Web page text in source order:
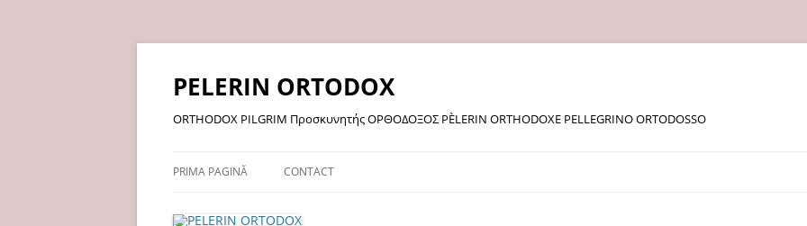
Sari
conținut
PELERIN ORTODOX
ORTHODOX PILGRIM Προσκυνητής ΟΡΘΟΔΟΞΟΣ PÈLERIN ORTHODOXE PELLEGRINO ORTODOSSO
PRIMA PAGINĂ CONTACT